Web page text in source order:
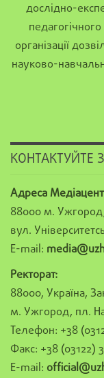
дослідно-
організації
науково-
КОНТАКТУЙТЕ
Адреса
88000 м.
вул.
E-mail:
Ректорат:
88000, Україна,
м. Ужгород, пл.
Телефон: +38
Факс: +38 (03122)
E-mail: